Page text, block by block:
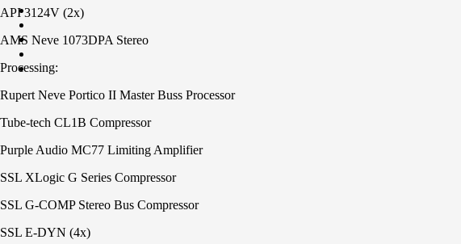
API 3124V (2x)
AMS Neve 1073DPA Stereo
Processing:
Rupert Neve Portico II Master Buss Processor
Tube-tech CL1B Compressor
Purple Audio MC77 Limiting Amplifier
SSL XLogic G Series Compressor
SSL G-COMP Stereo Bus Compressor
SSL E-DYN (4x)